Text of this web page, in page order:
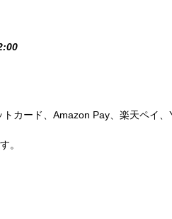
カード、Amazon Pay、楽天ペイ
。